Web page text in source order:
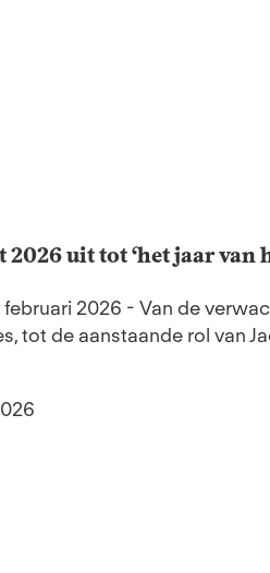
uit tot ‘het jaar van
februari 2026 - Van de
tot de aanstaande rol van